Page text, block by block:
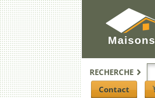
Maisons
RECHERCHE
Contact